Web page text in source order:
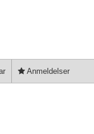
Anmeldelser